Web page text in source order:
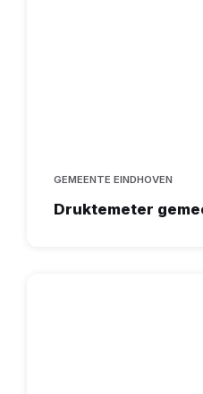
GEMEENTE EINDHOVEN
Druktemeter